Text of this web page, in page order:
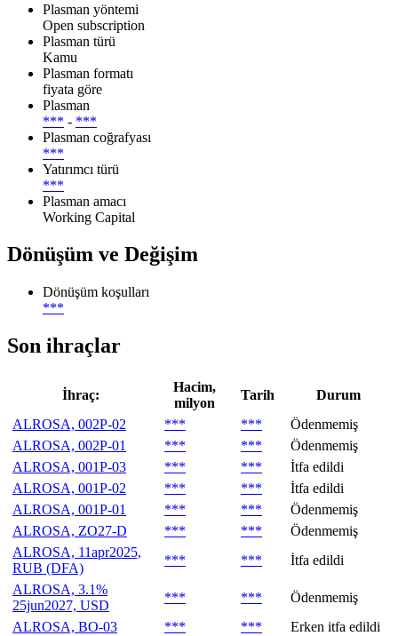
Plasman yöntemi
Open subscription
Plasman türü
Kamu
Plasman formatı
fiyata göre
Plasman
*** - ***
Plasman coğrafyası
***
Yatırımcı türü
***
Plasman amacı
Working Capital
Dönüşüm ve Değişim
Dönüşüm koşulları
***
Son ihraçlar
İhraç:
Hacim,
milyon
Tarih
Durum
ALROSA, 002P-02
*** ***
Ödenmemiş
ALROSA, 002P-01
*** ***
Ödenmemiş
ALROSA, 001P-03
*** ***
İtfa edildi
ALROSA, 001P-02
*** ***
İtfa edildi
ALROSA, 001P-01
*** ***
Ödenmemiş
ALROSA, ZO27-D
*** ***
Ödenmemiş
ALROSA, 11apr2025,
RUB (DFA)
*** ***
İtfa edildi
ALROSA, 3.1%
25jun2027, USD
*** ***
Ödenmemiş
ALROSA, BO-03
*** ***
Erken itfa edildi